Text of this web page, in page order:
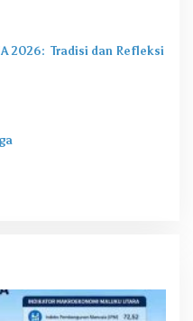
2026: Tradisi dan Refleksi